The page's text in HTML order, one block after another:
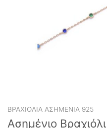
ΒΡΑΧΙΌΛΙΑ ΑΣΗΜΈΝΙΑ 925
Ασημένιο